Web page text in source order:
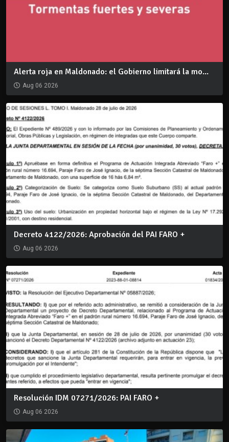
Alerta roja en Maldonado: el Gobierno limitará la mo...
Aug 06 2026
Decreto 4122/2026: Aprobación del PAI FARO +
Aug 06 2026
Resolución IDM 07271/2026: PAI FARO +
Aug 06 2026